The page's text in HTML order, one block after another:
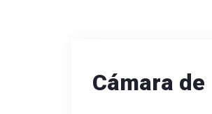
Cámara